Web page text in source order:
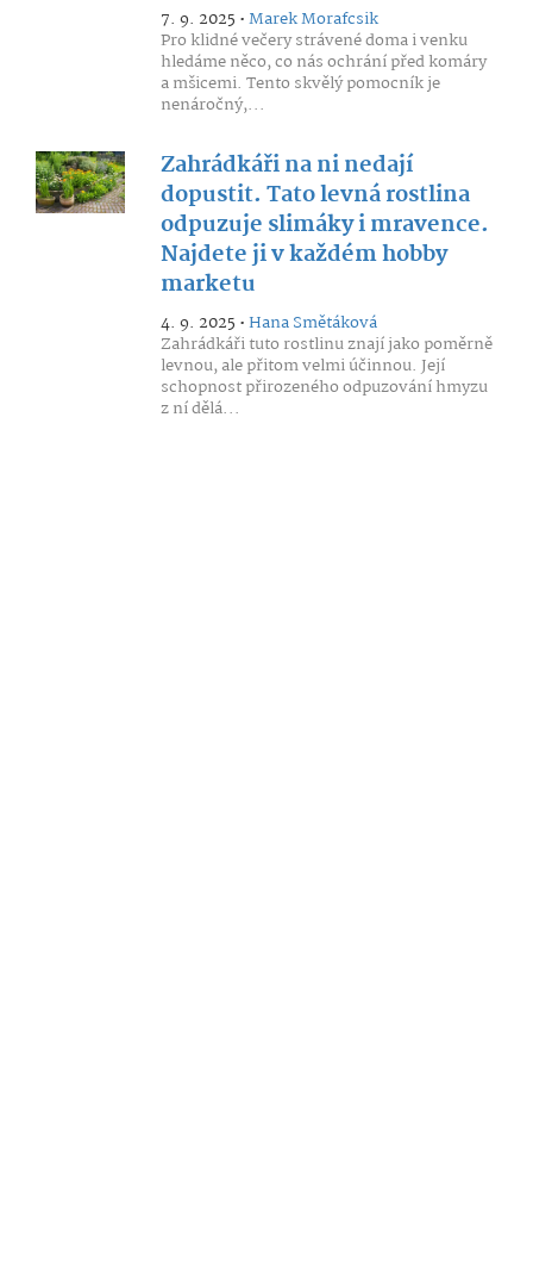
7. 9. 2025 •Marek Morafcsik
Pro klidné večery strávené doma i venku
hledáme něco, co nás ochrání před komáry
a mšicemi. Tento skvělý pomocník je
nenáročný,...
Zahrádkáři na ni nedají
dopustit. Tato levná rostlina
odpuzuje slimáky i mravence.
Najdete ji v každém hobby
marketu
4. 9. 2025 •Hana Smětáková
Zahrádkáři tuto rostlinu znají jako poměrně
levnou, ale přitom velmi účinnou. Její
schopnost přirozeného odpuzování hmyzu
z ní dělá...